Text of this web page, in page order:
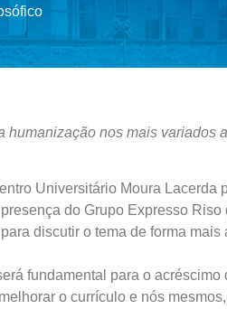
nos mais variados
Universitário Moura
do Grupo Expresso
discutir o tema de forma
fundamental para o
o currículo e nós